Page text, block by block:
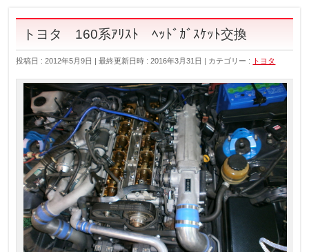
トヨタ 160系ｱﾘｽﾄ ﾍｯﾄﾞｶﾞｽｹｯﾄ交換
投稿日 : 2012年5月9日 最終更新日時 : 2016年3月31日 カテゴリー : トヨタ